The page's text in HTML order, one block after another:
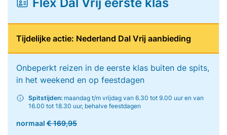
Tijdelijke actie: Nederland Dal Vrij aanbieding
Onbeperkt reizen in de eerste klas buiten de spits,
in het weekend en op feestdagen
Spitstijden: maandag t/m vrijdag van 6.30 tot 9.00 uur en van
16.00 tot 18.30 uur, behalve feestdagen
normaal € 169,95